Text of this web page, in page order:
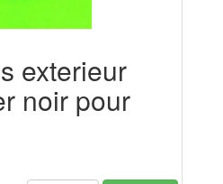
exterieur
noir pour